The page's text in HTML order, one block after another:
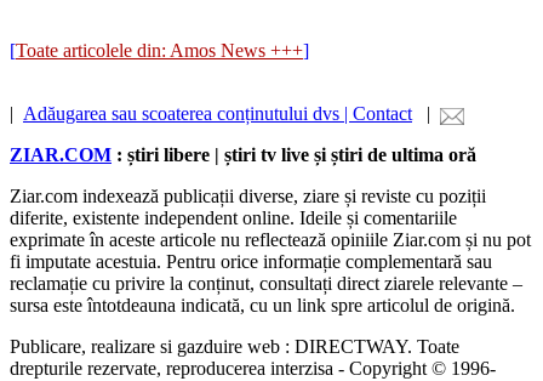
[Toate articolele din: Amos News +++]
| Adăugarea sau scoaterea conținutului dvs | Contact |
ZIAR.COM : știri libere | știri tv live și știri de ultima oră
Ziar.com indexează publicații diverse, ziare și reviste cu poziții
diferite, existente independent online. Ideile și comentariile
exprimate în aceste articole nu reflectează opiniile Ziar.com și nu pot
fi imputate acestuia. Pentru orice informație complementară sau
reclamație cu privire la conținut, consultați direct ziarele relevante –
sursa este întotdeauna indicată, cu un link spre articolul de origină.
Publicare, realizare si gazduire web : DIRECTWAY. Toate
drepturile rezervate, reproducerea interzisa - Copyright © 1996-